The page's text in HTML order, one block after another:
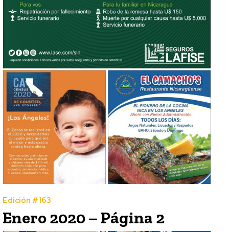
Edición #163
Enero 2020 – Página 2